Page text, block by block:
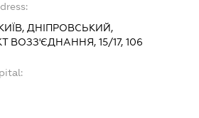
ДНІПРОВСЬКИЙ,
ВОЗЗ'ЄДНАННЯ, 15/17, 106